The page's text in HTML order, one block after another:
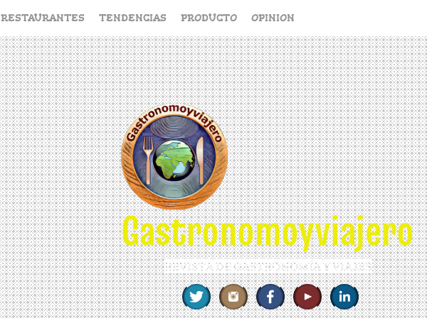
RESTAURANTES TENDENCIAS PRODUCTO OPINION
Gastronomoyviajero
REVISTA DE GASTRONOMÍA Y VIAJES